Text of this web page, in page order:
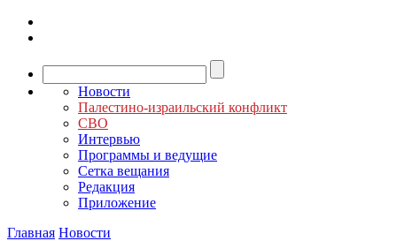
Новости
Палестино-израильский конфликт
СВО
Интервью
Программы и ведущие
Сетка вещания
Редакция
Приложение
Главная Новости